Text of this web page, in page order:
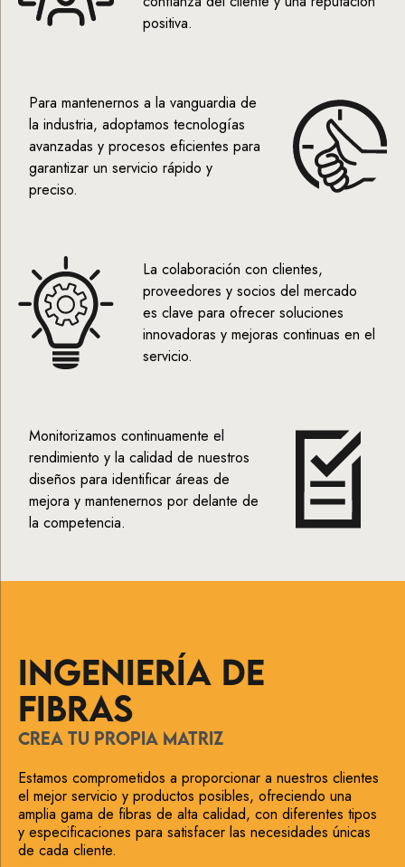
positiva.
Para mantenernos a la vanguardia de
la industria, adoptamos tecnologías
avanzadas y procesos eficientes para
garantizar un servicio rápido y
preciso.
La colaboración con clientes,
proveedores y socios del mercado
es clave para ofrecer soluciones
innovadoras y mejoras continuas en el
servicio.
Monitorizamos continuamente el
rendimiento y la calidad de nuestros
diseños para identificar áreas de
mejora y mantenernos por delante de
la competencia.
INGENIERÍA DE
FIBRAS
CREA TU PROPIA MATRIZ
Estamos comprometidos a proporcionar a nuestros clientes
el mejor servicio y productos posibles, ofreciendo una
amplia gama de fibras de alta calidad, con diferentes tipos
y especificaciones para satisfacer las necesidades únicas
de cada cliente.